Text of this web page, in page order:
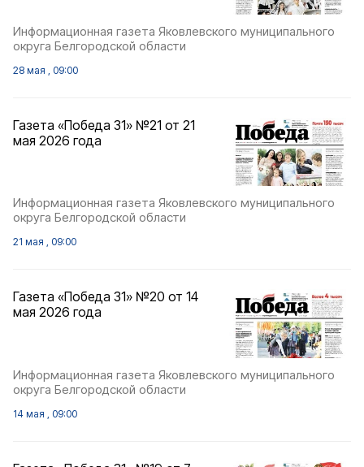
Информационная газета Яковлевского муниципального
округа Белгородской области
28 мая , 09:00
Газета «Победа 31» №21 от 21
мая 2026 года
Информационная газета Яковлевского муниципального
округа Белгородской области
21 мая , 09:00
Газета «Победа 31» №20 от 14
мая 2026 года
Информационная газета Яковлевского муниципального
округа Белгородской области
14 мая , 09:00